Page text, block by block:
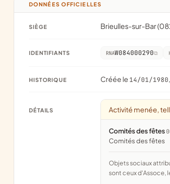
DONNÉES OFFICIELLES
SIÈGE Brieulles-sur-Bar
IDENTIFIANTS RNAW084000290
HISTORIQUE Créée le 14/01/1980
DÉTAILS Activité menée,
Comités des fêtes
comités des fêtes
Objets sociaux attribués par l'administration d'après l'objet déclaré ; activité NAF attribuée par l'INSEE. Les noms courts
sont ceux d'Assoce,